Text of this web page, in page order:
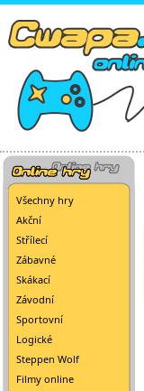
Všechny hry
Akční
Střílecí
Zábavné
Skákací
Závodní
Sportovní
Logické
Steppen Wolf
Filmy online